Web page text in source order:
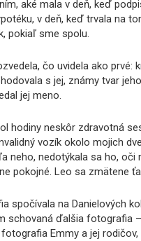
aké mala v deň, keď
v deň, keď trvala na
pokiaľ sme spolu.
čo uvidela ako prvé:
s jej, známy tvar
jej meno.
hodiny neskôr zdravotná
vozík okolo mojich
neho, nedotýkala sa ho, oči
pokojné. Leo sa zmätene
spočívala na Danielových
schovaná ďalšia fotografia
Emmy a jej rodičov,